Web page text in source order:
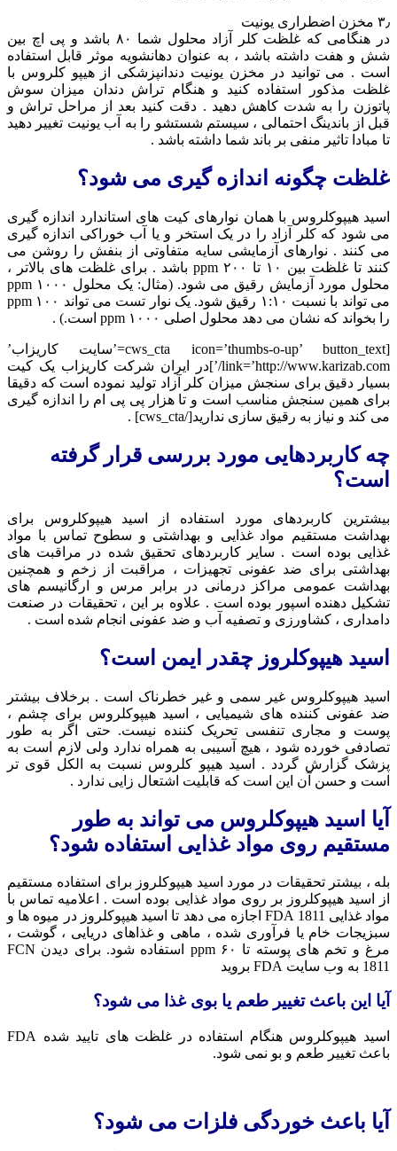
۳٫ مخزن اضطراری یونیت
در هنگامی که غلظت کلر آزاد محلول شما ۸۰ باشد و پی اچ بین
شش و هفت داشته باشد ، به عنوان دهانشویه موثر قابل استفاده
است . می توانید در مخزن یونیت دندانپزشکی از هیپو کلروس با
غلظت مذکور استفاده کنید و هنگام تراش دندان میزان سوش
پاتوزن را به شدت کاهش دهید . دقت کنید بعد از مراحل تراش و
قبل از باندینگ احتمالی ، سیستم شستشو را به آب یونیت تغییر دهید
تا مبادا تاثیر منفی بر باند شما داشته باشد .
غلظت چگونه اندازه گیری می شود؟
اسید هیپوکلروس با همان نوارهای کیت های استاندارد اندازه گیری
می شود که کلر آزاد را در یک استخر و یا آب خوراکی اندازه گیری
می کنند . نوارهای آزمایشی سایه متفاوتی از بنفش را روشن می
کنند تا غلظت بین ۱۰ تا ۲۰۰ ppm باشد . برای غلظت های بالاتر ،
محلول مورد آزمایش رقیق می شود. (مثال: یک محلول ۱۰۰۰ ppm
می تواند با نسبت ۱:۱۰ رقیق شود. یک نوار تست می تواند ۱۰۰ ppm
را بخواند که نشان می دهد محلول اصلی ۱۰۰۰ ppm است.) .
[cws_cta icon=’thumbs-o-up’ button_text=’سایت کاریزاب’
link=’http://www.karizab.com/’]در ایران شرکت کاریزاب یک کیت
بسیار دقیق برای سنجش میزان کلر آزاد تولید نموده است که دقیقا
برای همین سنجش مناسب است و تا هزار پی پی ام را اندازه گیری
می کند و نیاز به رقیق سازی ندارید[/cws_cta] .
چه کاربردهایی مورد بررسی قرار گرفته
است؟
بیشترین کاربردهای مورد استفاده از اسید هیپوکلروس برای
بهداشت مستقیم مواد غذایی و بهداشتی و سطوح تماس با مواد
غذایی بوده است . سایر کاربردهای تحقیق شده در مراقبت های
بهداشتی برای ضد عفونی تجهیزات ، مراقبت از زخم و همچنین
بهداشت عمومی مراکز درمانی در برابر مرس و ارگانیسم های
تشکیل دهنده اسپور بوده است . علاوه بر این ، تحقیقات در صنعت
دامداری ، کشاورزی و تصفیه آب و ضد عفونی انجام شده است .
اسید هیپوکلروز چقدر ایمن است؟
اسید هیپوکلروس غیر سمی و غیر خطرناک است . برخلاف بیشتر
ضد عفونی کننده های شیمیایی ، اسید هیپوکلروس برای چشم ،
پوست و مجاری تنفسی تحریک کننده نیست. حتی اگر به طور
تصادفی خورده شود ، هیچ آسیبی به همراه ندارد ولی لازم است به
پزشک گزارش گردد . اسید هیپو کلروس نسبت به الکل قوی تر
است و حسن آن این است که قابلیت اشتعال زایی ندارد .
آیا اسید هیپوکلروس می تواند به طور
مستقیم روی مواد غذایی استفاده شود؟
بله ، بیشتر تحقیقات در مورد اسید هیپوکلروز برای استفاده مستقیم
از اسید هیپوکلروز بر روی مواد غذایی بوده است . اعلامیه تماس با
مواد غذایی FDA 1811 اجازه می دهد تا اسید هیپوکلروز در میوه ها و
سبزیجات خام یا فرآوری شده ، ماهی و غذاهای دریایی ، گوشت ،
مرغ و تخم های پوسته تا ۶۰ ppm استفاده شود. برای دیدن FCN
1811 به وب سایت FDA بروید
آیا این باعث تغییر طعم یا بوی غذا می شود؟
اسید هیپوکلروس هنگام استفاده در غلظت های تایید شده FDA
باعث تغییر طعم و بو نمی شود.
آیا باعث خوردگی فلزات می شود؟